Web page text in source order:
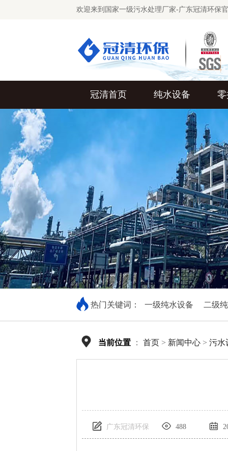
欢迎来到国家一级污水处理厂家-广东冠清环保
冠清首页 纯水设备
热门关键词： 一级纯水设备 二级
当前位置 ： 首页 > 新闻中心 > 污水
广东冠清环保 488